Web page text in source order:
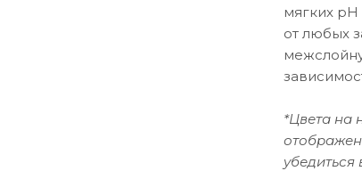
мягких
от любых
*Цвета на